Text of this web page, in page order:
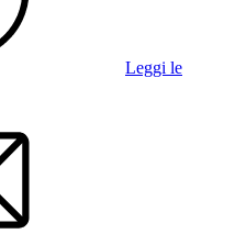
Leggi le